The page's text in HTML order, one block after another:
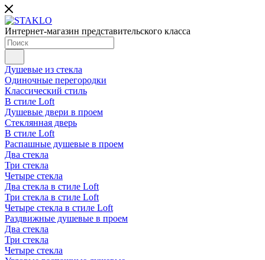
Интернет-магазин представительского класса
Душевые из стекла
Одиночные перегородки
Классический стиль
В стиле Loft
Душевые двери в проем
Стеклянная дверь
В стиле Loft
Распашные душевые в проем
Два стекла
Три стекла
Четыре стекла
Два стекла в стиле Loft
Три стекла в стиле Loft
Четыре стекла в стиле Loft
Раздвижные душевые в проем
Два стекла
Три стекла
Четыре стекла